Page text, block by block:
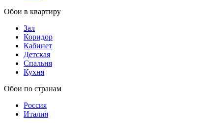
Обои в квартиру
Зал
Коридор
Кабинет
Детская
Спальня
Кухня
Обои по странам
Россия
Италия